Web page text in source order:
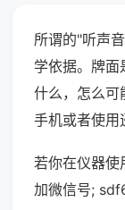
所谓的"听声
学依据。牌面
什么，怎么可
手机或者使用
若你在仪器使
加微信号;